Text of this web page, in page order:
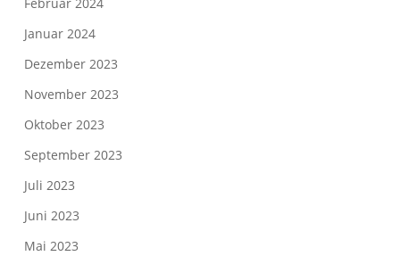
Januar 2024
Dezember 2023
November 2023
Oktober 2023
September 2023
Juli 2023
Juni 2023
Mai 2023